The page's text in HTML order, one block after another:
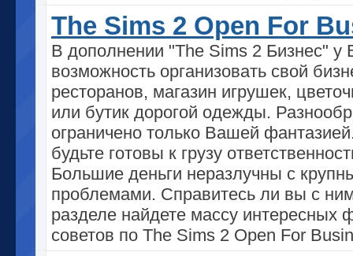
The Sims 2 Open For
В дополнении "The Sims 2 Бизнес" у
возможность организовать свой
ресторанов, магазин игрушек,
или бутик дорогой одежды.
ограничено только Вашей
будьте готовы к грузу
Большие деньги неразлучны с
проблемами. Справитесь ли вы с
разделе найдете массу интересных
советов по The Sims 2 Open For